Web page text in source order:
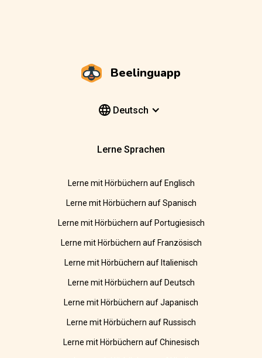
Beelinguapp
Deutsch
Lerne Sprachen
Lerne mit Hörbüchern auf Englisch
Lerne mit Hörbüchern auf Spanisch
Lerne mit Hörbüchern auf Portugiesisch
Lerne mit Hörbüchern auf Französisch
Lerne mit Hörbüchern auf Italienisch
Lerne mit Hörbüchern auf Deutsch
Lerne mit Hörbüchern auf Japanisch
Lerne mit Hörbüchern auf Russisch
Lerne mit Hörbüchern auf Chinesisch